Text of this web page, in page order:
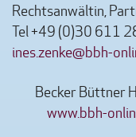
Rechtsanwältin,
Tel +49 (0)30 611
ines.zenke@bbh-
Becker Büttner
www.bbh-